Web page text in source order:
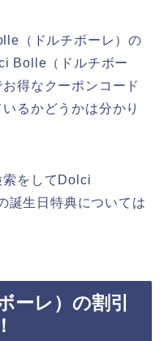
（ドルチボーレ）の
Bolle（ドルチボー
得なクーポンコード
るかどうかは分かり
索をしてDolci
誕生日特典については
ーレ）の割引